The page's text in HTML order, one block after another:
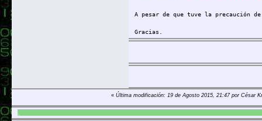
A pesar de que tuve la precaución
Gracias.
« Última modificación: 19 de Agosto 2015, 21:47 por César